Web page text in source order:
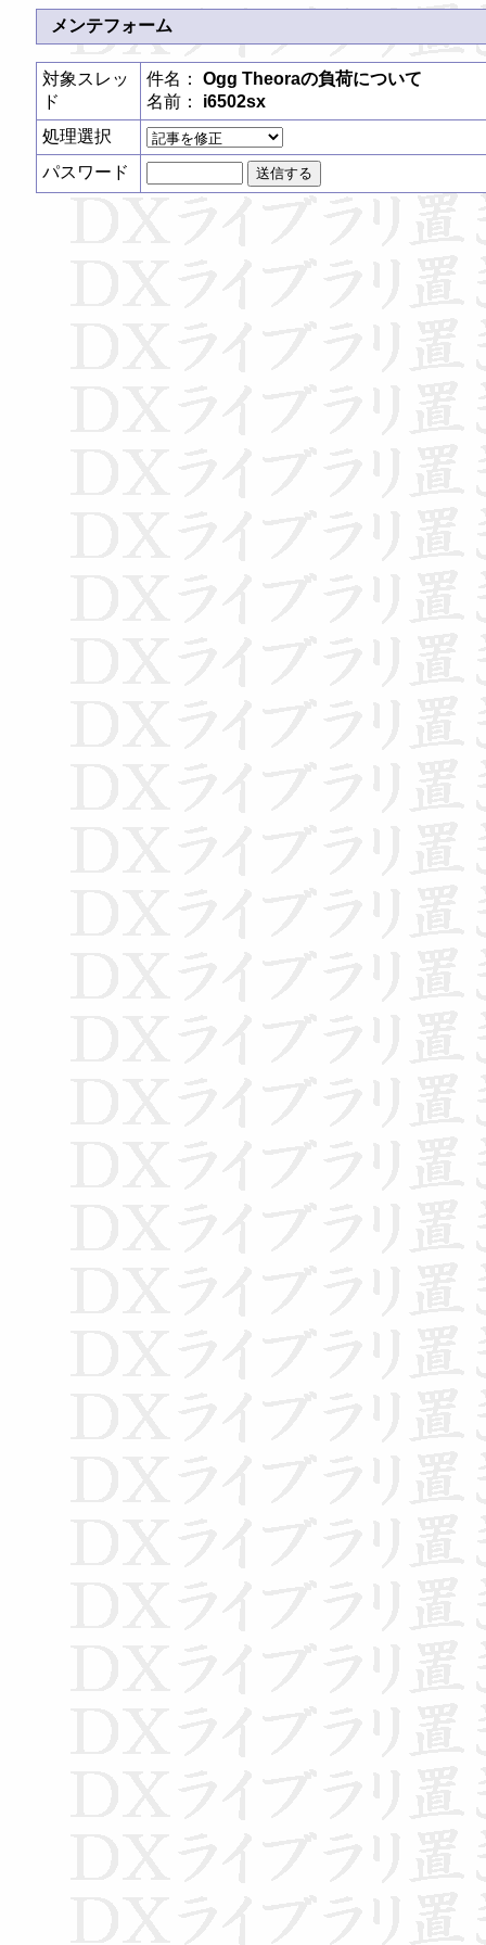
メンテフォーム
対象スレッ
ド
件名： Ogg Theoraの負荷について
名前： i6502sx
処理選択
パスワード